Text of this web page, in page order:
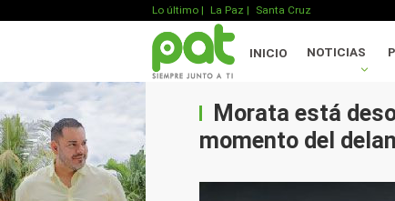
Lo último | La Paz | Santa Cruz
INICIO NOTICIAS
Morata está
momento del